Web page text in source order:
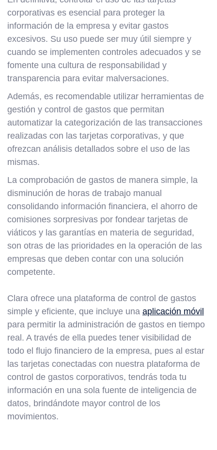
corporativas es esencial para proteger la
información de la empresa y evitar gastos
excesivos. Su uso puede ser muy útil siempre y
cuando se implementen controles adecuados y se
fomente una cultura de responsabilidad y
transparencia para evitar malversaciones.
Además, es recomendable utilizar herramientas de
gestión y control de gastos que permitan
automatizar la categorización de las transacciones
realizadas con las tarjetas corporativas, y que
ofrezcan análisis detallados sobre el uso de las
mismas.
La comprobación de gastos de manera simple, la
disminución de horas de trabajo manual
consolidando información financiera, el ahorro de
comisiones sorpresivas por fondear tarjetas de
viáticos y las garantías en materia de seguridad,
son otras de las prioridades en la operación de las
empresas que deben contar con una solución
competente.
Clara ofrece una plataforma de control de gastos
simple y eficiente, que incluye una aplicación móvil
para permitir la administración de gastos en tiempo
real. A través de ella puedes tener visibilidad de
todo el flujo financiero de la empresa, pues al estar
las tarjetas conectadas con nuestra plataforma de
control de gastos corporativos, tendrás toda tu
información en una sola fuente de inteligencia de
datos, brindándote mayor control de los
movimientos.